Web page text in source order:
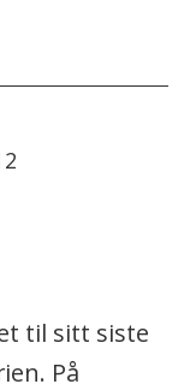
til sitt siste
På